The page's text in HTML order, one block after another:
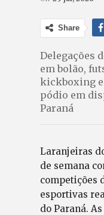
Share
Delegações
em bolão,
kickboxing e
pódio em
Paraná
Laranjeiras
de semana
competições
esportivas
do Paraná.